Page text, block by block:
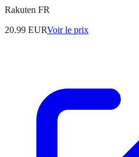
Rakuten FR
20.99 EURVoir le prix